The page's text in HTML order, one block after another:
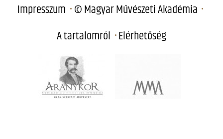
Impresszum © Magyar Művészeti Akadémia
A tartalomról Elérhetőség